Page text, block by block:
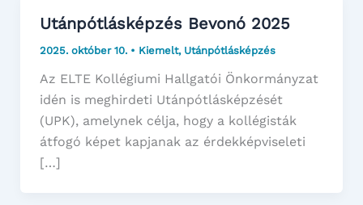
Utánpótlásképzés Bevonó 2025
2025. október 10. • Kiemelt, Utánpótlásképzés
Az ELTE Kollégiumi Hallgatói Önkormányzat
idén is meghirdeti Utánpótlásképzését
(UPK), amelynek célja, hogy a kollégisták
átfogó képet kapjanak az érdekképviseleti
[…]